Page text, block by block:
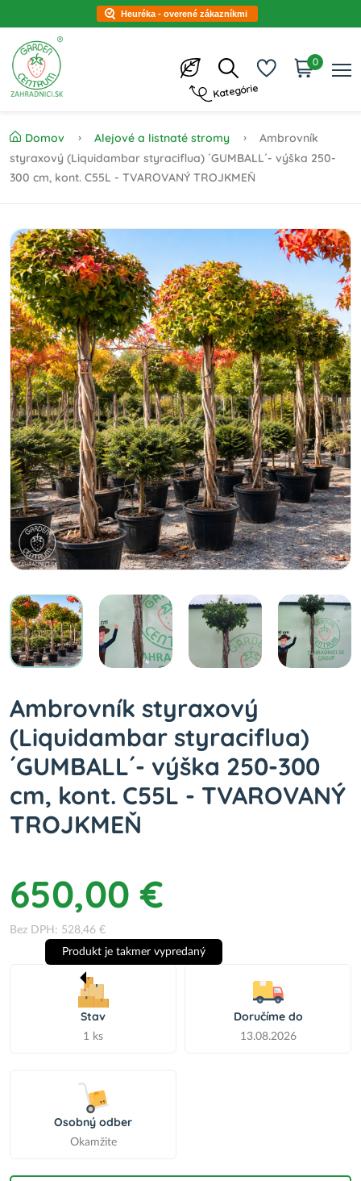
Heuréka - overené zákazníkmi
Kategórie
0
Domov Alejové a listnaté stromy
Ambrovník
styraxový (Liquidambar styraciflua) ´GUMBALL´- výška 250-
300 cm, kont. C55L - TVAROVANÝ TROJKMEŇ
Ambrovník styraxový
(Liquidambar styraciflua)
´GUMBALL´- výška 250-300
cm, kont. C55L - TVAROVANÝ
TROJKMEŇ
650,00 €
Bez DPH: 528,46 €
Stav
1 ks
Produkt je takmer vypredaný
Doručíme do
13.08.2026
Osobný odber
Okamžite